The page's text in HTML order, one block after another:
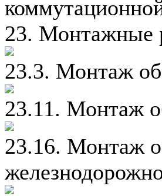
23. Монтажные
23.3. Монтаж
23.11. Монтаж
23.16. Монтаж